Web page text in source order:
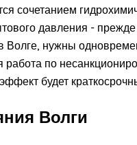
сочетанием
давления - прежде
Волге, нужны
работа по
будет
Волги